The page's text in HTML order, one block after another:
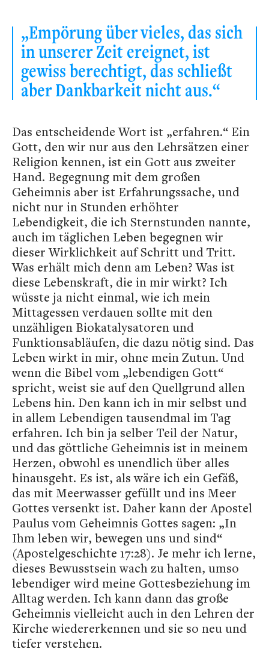
„Empörung über vieles, das sich
in unserer Zeit ereignet, ist
gewiss berechtigt, das schließt
aber Dankbarkeit nicht aus.“
Das entscheidende Wort ist „erfahren.“ Ein
Gott, den wir nur aus den Lehrsätzen einer
Religion kennen, ist ein Gott aus zweiter
Hand. Begegnung mit dem großen
Geheimnis aber ist Erfahrungssache, und
nicht nur in Stunden erhöhter
Lebendigkeit, die ich Sternstunden nannte,
auch im täglichen Leben begegnen wir
dieser Wirklichkeit auf Schritt und Tritt.
Was erhält mich denn am Leben? Was ist
diese Lebenskraft, die in mir wirkt? Ich
wüsste ja nicht einmal, wie ich mein
Mittagessen verdauen sollte mit den
unzähligen Biokatalysatoren und
Funktionsabläufen, die dazu nötig sind. Das
Leben wirkt in mir, ohne mein Zutun. Und
wenn die Bibel vom „lebendigen Gott“
spricht, weist sie auf den Quellgrund allen
Lebens hin. Den kann ich in mir selbst und
in allem Lebendigen tausendmal im Tag
erfahren. Ich bin ja selber Teil der Natur,
und das göttliche Geheimnis ist in meinem
Herzen, obwohl es unendlich über alles
hinausgeht. Es ist, als wäre ich ein Gefäß,
das mit Meerwasser gefüllt und ins Meer
Gottes versenkt ist. Daher kann der Apostel
Paulus vom Geheimnis Gottes sagen: „In
Ihm leben wir, bewegen uns und sind“
(Apostelgeschichte 17:28). Je mehr ich lerne,
dieses Bewusstsein wach zu halten, umso
lebendiger wird meine Gottesbeziehung im
Alltag werden. Ich kann dann das große
Geheimnis vielleicht auch in den Lehren der
Kirche wiedererkennen und sie so neu und
tiefer verstehen.